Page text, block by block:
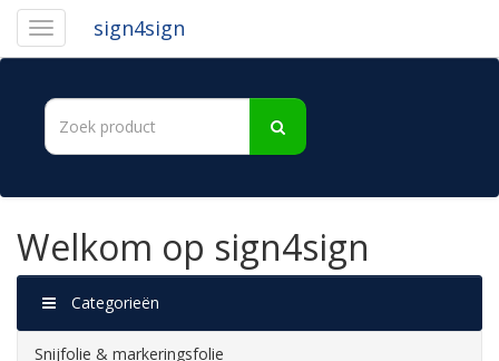
sign4sign
Welkom op sign4sign
Categorieën
Snijfolie & markeringsfolie